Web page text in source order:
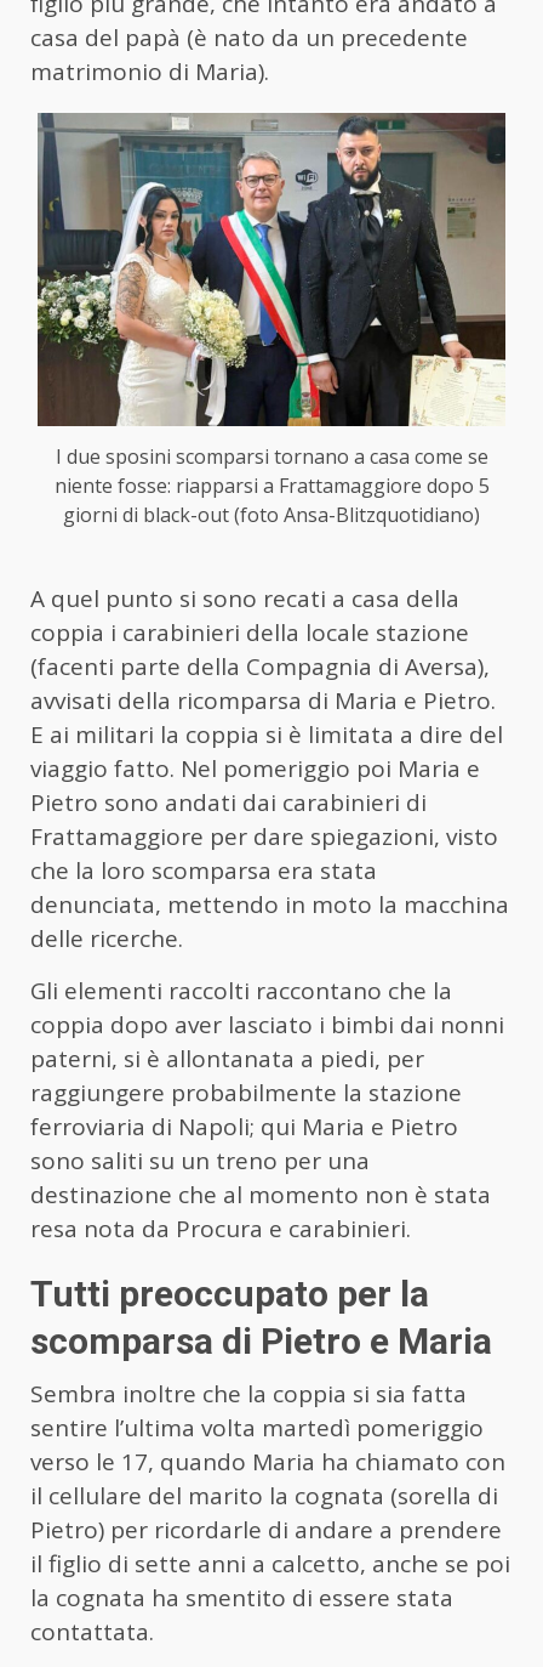
casa del papà (è nato da un precedente
matrimonio di Maria).
I due sposini scomparsi tornano a casa come se
niente fosse: riapparsi a Frattamaggiore dopo 5
giorni di black-out (foto Ansa-Blitzquotidiano)
A quel punto si sono recati a casa della
coppia i carabinieri della locale stazione
(facenti parte della Compagnia di Aversa),
avvisati della ricomparsa di Maria e Pietro.
E ai militari la coppia si è limitata a dire del
viaggio fatto. Nel pomeriggio poi Maria e
Pietro sono andati dai carabinieri di
Frattamaggiore per dare spiegazioni, visto
che la loro scomparsa era stata
denunciata, mettendo in moto la macchina
delle ricerche.
Gli elementi raccolti raccontano che la
coppia dopo aver lasciato i bimbi dai nonni
paterni, si è allontanata a piedi, per
raggiungere probabilmente la stazione
ferroviaria di Napoli; qui Maria e Pietro
sono saliti su un treno per una
destinazione che al momento non è stata
resa nota da Procura e carabinieri.
Tutti preoccupato per la
scomparsa di Pietro e Maria
Sembra inoltre che la coppia si sia fatta
sentire l’ultima volta martedì pomeriggio
verso le 17, quando Maria ha chiamato con
il cellulare del marito la cognata (sorella di
Pietro) per ricordarle di andare a prendere
il figlio di sette anni a calcetto, anche se poi
la cognata ha smentito di essere stata
contattata.